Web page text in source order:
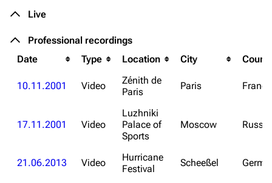
Live
Professional recordings
Date
Type Location City
10.11.2001 Video
Zénith de
Paris
Paris France
17.11.2001 Video
Luzhniki
Palace of
Sports
Moscow Russia
21.06.2013 Video
Hurricane
Festival
Scheeßel